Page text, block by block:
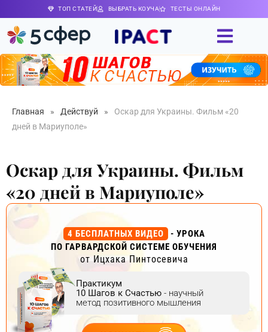
ТОП СТАТЕЙ ВЫБРАТЬ КОУЧА ТЕСТЫ ОНЛАЙН
Главная » Действуй »
Оскар для Украины. Фильм «20
дней в Мариуполе»
Оскар для Украины. Фильм
«20 дней в Мариуполе»
4 БЕСПЛАТНЫХ ВИДЕО
- УРОКА
ПО ГАРВАРДСКОЙ СИСТЕМЕ ОБУЧЕНИЯ
от Ицхака Пинтосевича
Практикум
10 Шагов к Счастью - научный
метод позитивного мышления